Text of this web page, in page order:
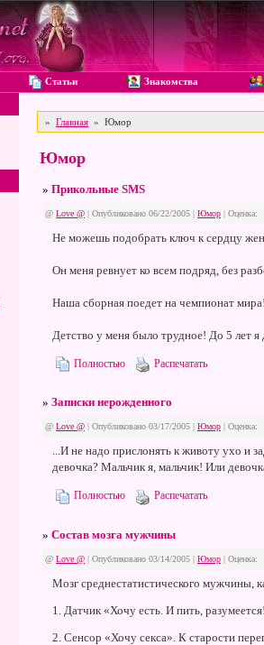
Статьи Знакомства
» Главная » Юмор
Юмор
» Прикольные SMS
@ Love @ | Опубликовано 06/22/2005 | Юмор | Оценка:
Не можешь подобрать ключ к сердцу
Он меня ревнует ко всем подряд, без
Наша сборная поедет на чемпионат
Детство у меня было трудное! До 5 лет
Полностью Распечатать
» Записки нерожденного
@ Love @ | Опубликовано 03/17/2005 | Юмор | Оценка:
...И не надо прислонять к животу ухо и
девочка? Мальчик я, мальчик! Или
Полностью Распечатать
» Состав мозга мужчины
@ Love @ | Опубликовано 03/14/2005 | Юмор | Оценка:
Мозг среднестатистического мужчины,
1. Датчик «Хочу есть. И пить,
2. Сенсор «Хочу секса». К старости